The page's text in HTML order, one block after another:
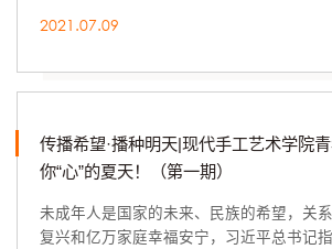
2021.07.09
传播希望·播种明天|现代手工艺术学院
你“心”的夏天！（第一期）
未成年人是国家的未来、民族的希望，关
复兴和亿万家庭幸福安宁，习近平总书记